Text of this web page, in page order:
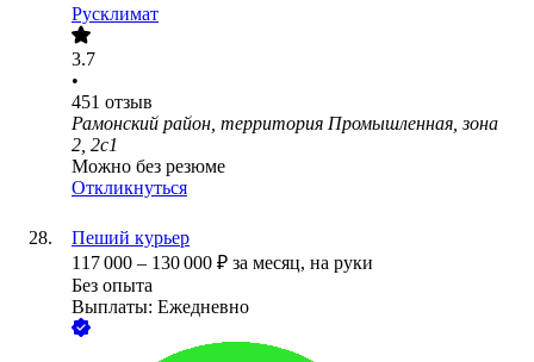
Русклимат
3.7
•
451 отзыв
Рамонский район, территория Промышленная, зона
2, 2с1
Можно без резюме
Откликнуться
Пеший курьер
117 000 – 130 000 ₽ за месяц, на руки
Без опыта
Выплаты: Ежедневно